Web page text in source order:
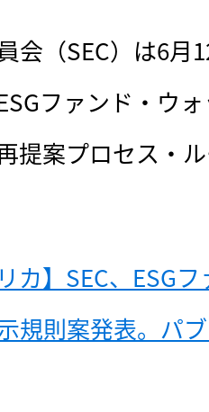
会（SEC）は6月
ファンド・ウ
提案プロセス・
リカ】SEC、ESG
規則案発表。パ